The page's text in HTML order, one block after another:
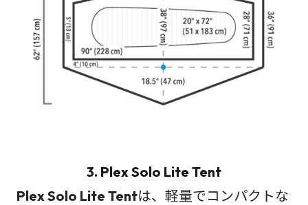
3. Plex Solo Lite Tent
Plex Solo Lite Tentは、軽量でコンパクトな